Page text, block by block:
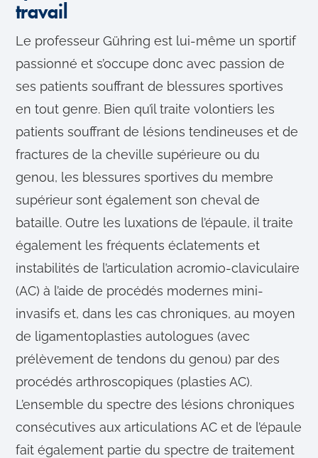
travail
Le professeur Gühring est lui-même un sportif
passionné et s’occupe donc avec passion de
ses patients souffrant de blessures sportives
en tout genre. Bien qu’il traite volontiers les
patients souffrant de lésions tendineuses et de
fractures de la cheville supérieure ou du
genou, les blessures sportives du membre
supérieur sont également son cheval de
bataille. Outre les luxations de l’épaule, il traite
également les fréquents éclatements et
instabilités de l’articulation acromio-claviculaire
(AC) à l’aide de procédés modernes mini-
invasifs et, dans les cas chroniques, au moyen
de ligamentoplasties autologues (avec
prélèvement de tendons du genou) par des
procédés arthroscopiques (plasties AC).
L’ensemble du spectre des lésions chroniques
consécutives aux articulations AC et de l’épaule
fait également partie du spectre de traitement